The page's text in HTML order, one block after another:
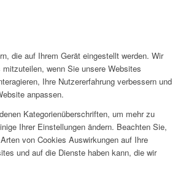
die auf Ihrem Gerät eingestellt werden. Wir
wenn Sie unsere Websites
Ihre Nutzererfahrung verbessern und
anpassen.
Kategorienüberschriften, um mehr zu
Ihrer Einstellungen ändern. Beachten Sie,
von Cookies Auswirkungen auf Ihre
und auf die Dienste haben kann, die wir